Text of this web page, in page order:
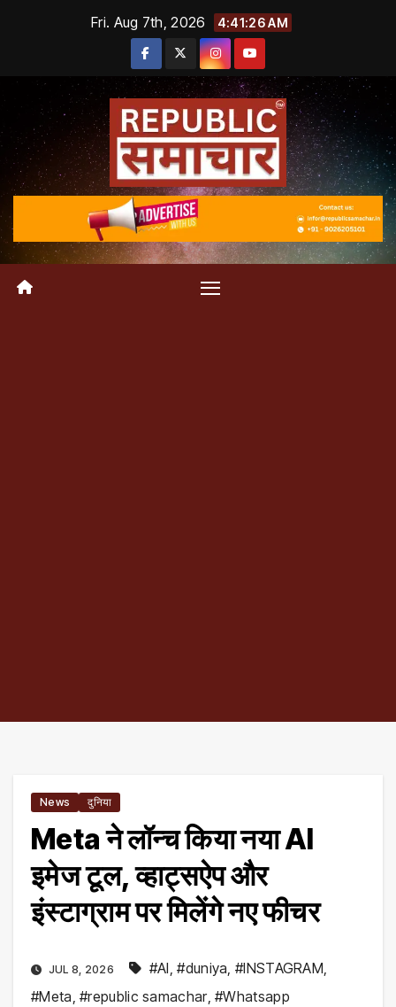
Fri. Aug 7th, 2026 4:41:27 AM
News दुनिया
Meta ने लॉन्च किया नया AI
इमेज टूल, व्हाट्सऐप और
इंस्टाग्राम पर मिलेंगे नए फीचर
JUL 8, 2026 #AI,#duniya,#INSTAGRAM,
#Meta,#republic samachar,#Whatsapp